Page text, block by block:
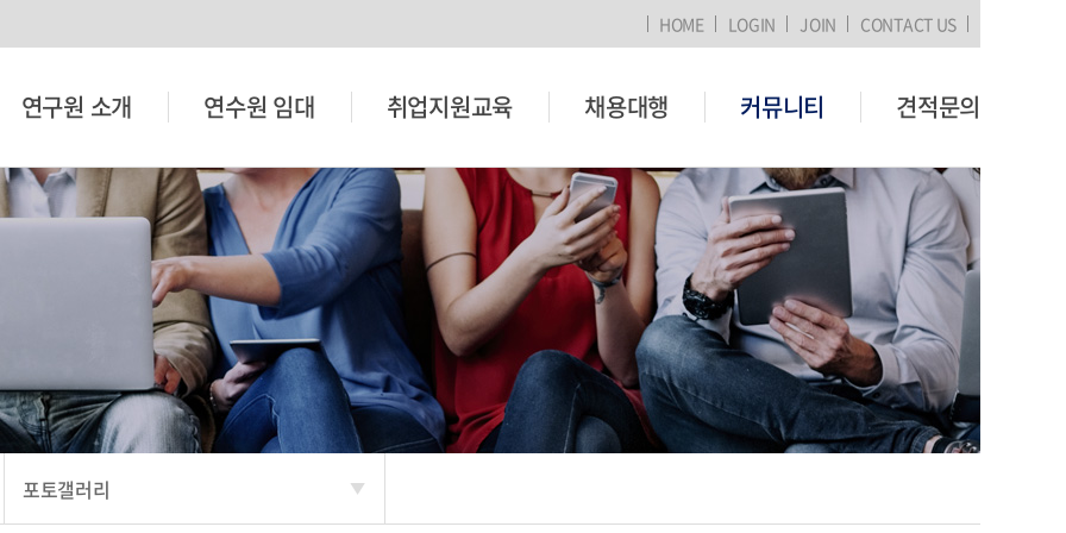
HOME LOGIN JOIN CONTACT US
연구원 소개 연수원 임대 취업지원교육 채용대행 커뮤니티 견적문의
포토갤러리